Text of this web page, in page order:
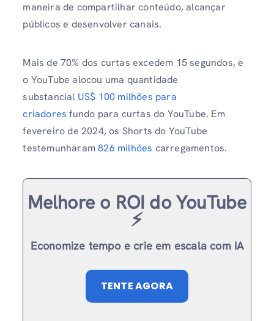
maneira de compartilhar conteúdo, alcançar
públicos e desenvolver canais.
Mais de 70% dos curtas excedem 15 segundos, e
o YouTube alocou uma quantidade
substancial US$ 100 milhões para
criadoresfundo para curtas do YouTube. Em
fevereiro de 2024, os Shorts do YouTube
testemunharam826 milhões carregamentos.
Melhore o ROI do YouTube
⚡️
Economize tempo e crie em escala com IA
TENTE AGORA